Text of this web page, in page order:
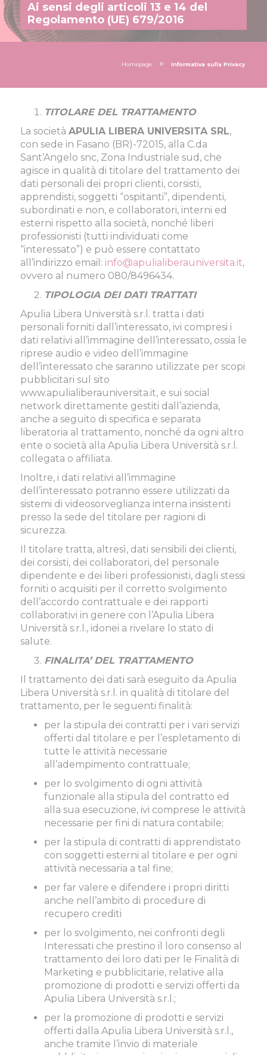
Ai sensi degli articoli 13 e 14 del
Regolamento (UE) 679/2016
Homepage » Informativa sulla Privacy
TITOLARE DEL TRATTAMENTO
La società APULIA LIBERA UNIVERSITA SRL,
con sede in Fasano (BR)-72015, alla C.da
Sant’Angelo snc, Zona Industriale sud, che
agisce in qualità di titolare del trattamento dei
dati personali dei propri clienti, corsisti,
apprendisti, soggetti “ospitanti”, dipendenti,
subordinati e non, e collaboratori, interni ed
esterni rispetto alla società, nonché liberi
professionisti (tutti individuati come
“interessato”) e può essere contattato
all’indirizzo email: info@apulialiberauniversita.it,
ovvero al numero 080/8496434.
TIPOLOGIA DEI DATI TRATTATI
Apulia Libera Università s.r.l. tratta i dati
personali forniti dall’interessato, ivi compresi i
dati relativi all’immagine dell’interessato, ossia le
riprese audio e video dell’immagine
dell’interessato che saranno utilizzate per scopi
pubblicitari sul sito
www.apulialiberauniversita.it, e sui social
network direttamente gestiti dall’azienda,
anche a seguito di specifica e separata
liberatoria al trattamento, nonché da ogni altro
ente o società alla Apulia Libera Università s.r.l.
collegata o affiliata.
Inoltre, i dati relativi all’immagine
dell’interessato potranno essere utilizzati da
sistemi di videosorveglianza interna insistenti
presso la sede del titolare per ragioni di
sicurezza.
Il titolare tratta, altresì, dati sensibili dei clienti,
dei corsisti, dei collaboratori, del personale
dipendente e dei liberi professionisti, dagli stessi
forniti o acquisiti per il corretto svolgimento
dell’accordo contrattuale e dei rapporti
collaborativi in genere con l’Apulia Libera
Università s.r.l., idonei a rivelare lo stato di
salute.
FINALITA’ DEL TRATTAMENTO
Il trattamento dei dati sarà eseguito da Apulia
Libera Università s.r.l. in qualità di titolare del
trattamento, per le seguenti finalità:
per la stipula dei contratti per i vari servizi
offerti dal titolare e per l’espletamento di
tutte le attività necessarie
all’adempimento contrattuale;
per lo svolgimento di ogni attività
funzionale alla stipula del contratto ed
alla sua esecuzione, ivi comprese le attività
necessarie per fini di natura contabile;
per la stipula di contratti di apprendistato
con soggetti esterni al titolare e per ogni
attività necessaria a tal fine;
per far valere e difendere i propri diritti
anche nell’ambito di procedure di
recupero crediti
per lo svolgimento, nei confronti degli
Interessati che prestino il loro consenso al
trattamento dei loro dati per le Finalità di
Marketing e pubblicitarie, relative alla
promozione di prodotti e servizi offerti da
Apulia Libera Università s.r.l.;
per la promozione di prodotti e servizi
offerti dalla Apulia Libera Università s.r.l.,
anche tramite l’invio di materiale